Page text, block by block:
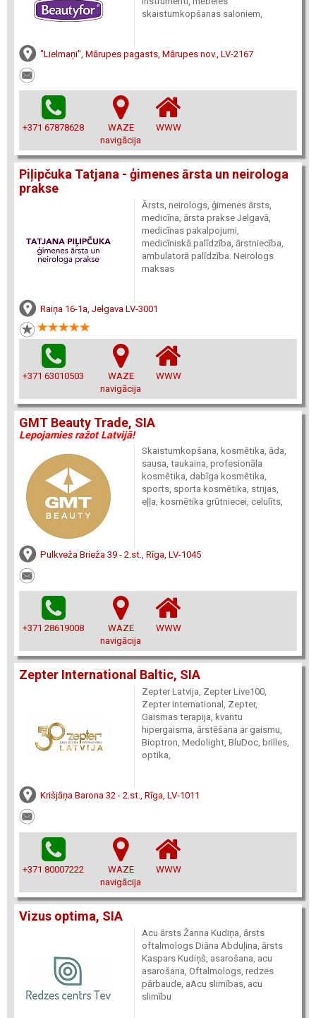
skaistumkopšanas saloniem,
"Lielmaņi", Mārupes pagasts, Mārupes nov., LV-2167
+371 67878628
WAZE
navigācija
WWW
Piļipčuka Tatjana - ģimenes ārsta un neirologa
prakse
Ārsts, neirologs, ģimenes ārsts,
medicīna, ārsta prakse Jelgavā,
medicīnas pakalpojumi,
medicīniskā palīdzība, ārstniecība,
ambulatorā palīdzība. Neirologs
maksas
Raiņa 16-1a, Jelgava LV-3001
+371 63010503
WAZE
navigācija
WWW
GMT Beauty Trade, SIA
Lepojamies ražot Latvijā!
Skaistumkopšana, kosmētika, āda,
sausa, taukaina, profesionāla
kosmētika, dabīga kosmētika,
sports, sporta kosmētika, strijas,
eļļa, kosmētika grūtniecei, celulīts,
Pulkveža Brieža 39 - 2.st., Rīga, LV-1045
+371 28619008
WAZE
navigācija
WWW
Zepter International Baltic, SIA
Zepter Latvija, Zepter Live100,
Zepter international, Zepter,
Gaismas terapija, kvantu
hipergaisma, ārstēšana ar gaismu,
Bioptron, Medolight, BluDoc, brilles,
optika,
Krišjāņa Barona 32 - 2.st., Rīga, LV-1011
+371 80007222
WAZE
navigācija
WWW
Vizus optima, SIA
Acu ārsts Žanna Kudiņa, ārsts
oftalmologs Diāna Abduļina, ārsts
Kaspars Kudiņš, asarošana, acu
asarošana, Oftalmologs, redzes
pārbaude, aAcu slimības, acu
slimību